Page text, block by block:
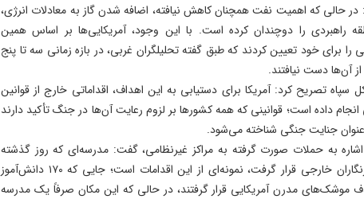
در حالی که اهمیت نفت همچنان کاهش نیافته، اضافه شدن گاز به معادلات انرژی،
راهبردی را دوچندان کرده است. با این وجود، آمریکایی‌ها بر اساس همین
را برای خود تعیین کردند که طبق گفته تحلیلگران غربی، در بازه زمانی سه تا پنج
آن‌ها دست نیافتند.
سپاه تصریح کرد: آمریکا برای دستیابی به این اهداف، اقداماتی خارج از قوانین
داده است؛ قوانینی که همه کشورها بر لزوم رعایت آن‌ها در جنگ تأکید دارند
جنایت جنگی شناخته می‌شود.
اشاره به حملات صورت‌ گرفته به مراکز غیرنظامی، گفت: مدرسه‌ای که روز گذشته
مورد بازدید خبرنگاران خارجی قرار گرفت، نمونه‌ای از این اقدامات است؛ جایی که ۱۷۰ دانش‌آموز
موشک‌های مدرن آمریکایی قرار گرفتند، در حالی که این مکان صرفاً یک مدرسه